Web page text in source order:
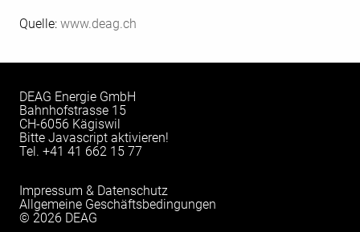
Quelle: www.deag.ch
DEAG Energie GmbH
Bahnhofstrasse 15
CH-6056 Kägiswil
Bitte Javascript aktivieren!
Tel. +41 41 662 15 77
Impressum & Datenschutz
Allgemeine Geschäftsbedingungen
© 2026 DEAG